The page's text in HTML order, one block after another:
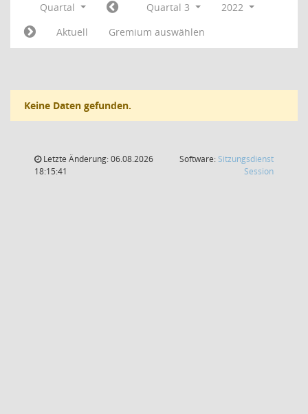
Quartal Quartal 3
2022
Aktuell
Gremium auswählen
Keine Daten gefunden.
Letzte Änderung: 06.08.2026
18:15:41
Software: Sitzungsdienst
Session(Wird in